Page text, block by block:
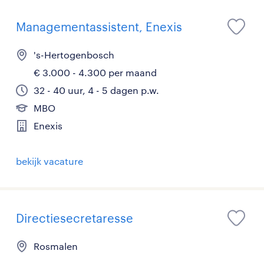
Managementassistent, Enexis
's-Hertogenbosch
€ 3.000 - 4.300 per maand
32 - 40 uur, 4 - 5 dagen p.w.
MBO
Enexis
bekijk vacature
Directiesecretaresse
Rosmalen